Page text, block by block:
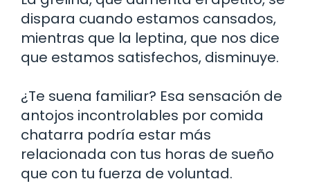
dispara cuando estamos cansados,
mientras que la leptina, que nos dice
que estamos satisfechos, disminuye.
¿Te suena familiar? Esa sensación de
antojos incontrolables por comida
chatarra podría estar más
relacionada con tus horas de sueño
que con tu fuerza de voluntad.